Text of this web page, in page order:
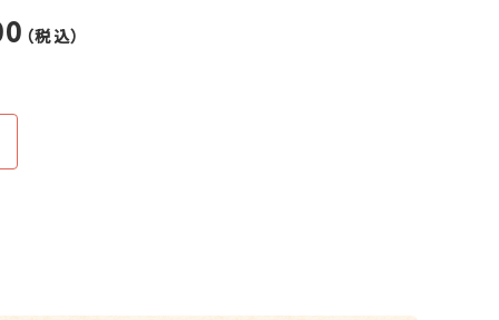
（税込）